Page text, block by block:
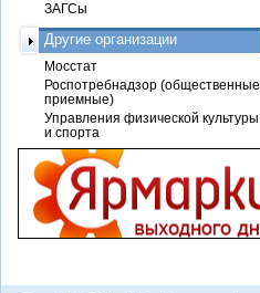
ЗАГСы
Другие организации
Мосстат
Роспотребнадзор (общественные
приемные)
Управления физической культуры
и спорта